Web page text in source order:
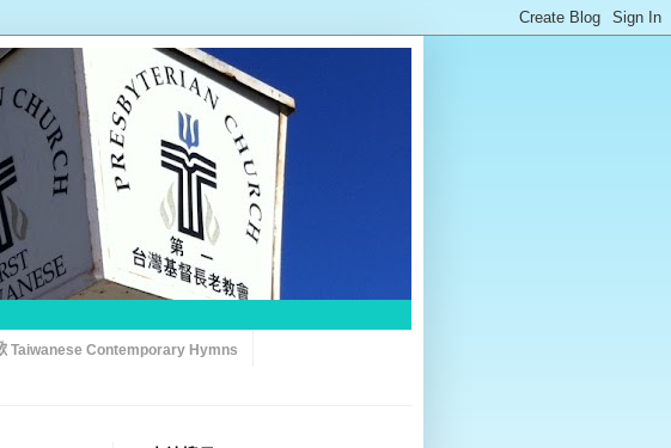
Taiwanese Contemporary Hymns